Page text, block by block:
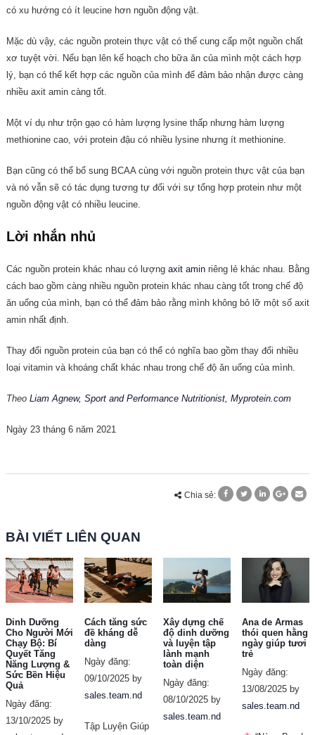
có xu hướng có ít leucine hơn nguồn động vật.
Mặc dù vậy, các nguồn protein thực vật có thể cung cấp một nguồn chất
xơ tuyệt vời. Nếu bạn lên kế hoạch cho bữa ăn của mình một cách hợp
lý, bạn có thể kết hợp các nguồn của mình để đảm bảo nhận được càng
nhiều axit amin càng tốt.
Một ví dụ như trộn gạo có hàm lượng lysine thấp nhưng hàm lượng
methionine cao, với protein đậu có nhiều lysine nhưng ít methionine.
Bạn cũng có thể bổ sung BCAA cùng với nguồn protein thực vật của bạn
và nó vẫn sẽ có tác dụng tương tự đối với sự tổng hợp protein như một
nguồn động vật có nhiều leucine.
Lời nhắn nhủ
Các nguồn protein khác nhau có lượng axit amin riêng lẻ khác nhau. Bằng
cách bao gồm càng nhiều nguồn protein khác nhau càng tốt trong chế độ
ăn uống của mình, bạn có thể đảm bảo rằng mình không bỏ lỡ một số axit
amin nhất định.
Thay đổi nguồn protein của bạn có thể có nghĩa bao gồm thay đổi nhiều
loại vitamin và khoáng chất khác nhau trong chế độ ăn uống của mình.
Theo Liam Agnew, Sport and Performance Nutritionist, Myprotein.com
Ngày 23 tháng 6 năm 2021
Chia sẻ:
BÀI VIẾT LIÊN QUAN
Dinh Dưỡng
Cho Người Mới
Chạy Bộ: Bí
Quyết Tăng
Năng Lượng &
Sức Bền Hiệu
Quả
Ngày đăng:
13/10/2025 by
Cách tăng sức
đề kháng dễ
dàng
Ngày đăng:
09/10/2025 by
sales.team.nd
Tập Luyện Giúp
Xây dựng chế
độ dinh dưỡng
và luyện tập
lành mạnh
toàn diện
Ngày đăng:
08/10/2025 by
sales.team.nd
Ana de Armas
thói quen hằng
ngày giúp tươi
trẻ
Ngày đăng:
13/08/2025 by
sales.team.nd